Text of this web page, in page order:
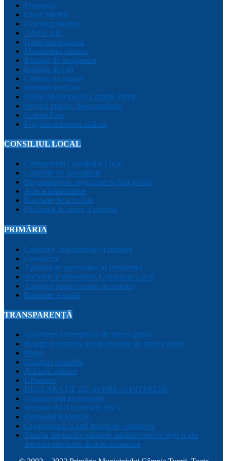
Prezentare
Orașe înfrățite
Galeria primarilor
Adrese utile
Harta municipiului
Monumente istorice
Instituții de învățământ
Instituții de cult
Cetățeni de onoare
Instituții medicale
Poliția Municipiului Câmpia Turzii
Servicii publice descentralizate
Galerie Foto
Program transport călători
CONSILIUL LOCAL
Componența Consiliului Local
Comisiile de specialitate
Regulament de organizare și funcționare
Acte administrative
Rapoarte de activitate
Declarații de avere și interese
PRIMĂRIA
Legislație, regulamente și strategii
Conducere
Aparatul de specialitate al Primarului
Sociețăți în subordinea Consiliului Local
Anunțuri posturi scoase la concurs
Rapoarte și studii
TRANSPARENȚĂ
Solicitarea informațiilor de interes public
Buletin informativ al informațiilor de interes public
Buget
Bilanțuri contabile
Achiziții publice
Urbanism
DECLARAȚIE DE AVERE ȘI INTERESE
Transparență decizională
Sectiune RUTI conform SNA
Domeniul Integritate
Organigramă și listă funcții de conducere
Situația drepturilor salariale stabilite potrivit legii și alte
drepturi prevăzute de acte normative